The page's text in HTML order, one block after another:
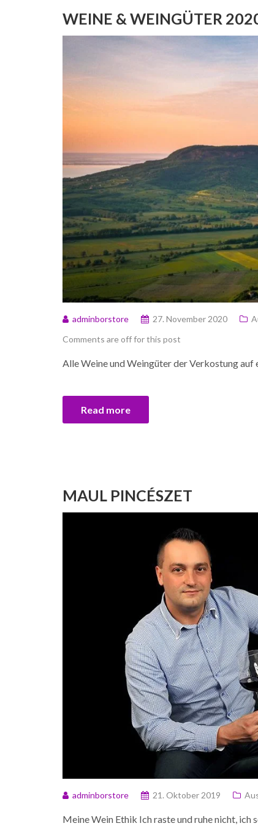
WEINE & WEINGÜTER
adminborstore 27. November 2020
Comments are off for this post
Alle Weine und Weingüter der Verkostung
Read more
MAUL PINCÉSZET
adminborstore 21. Oktober 2019
Meine Wein Ethik Ich raste und ruhe nicht, ich